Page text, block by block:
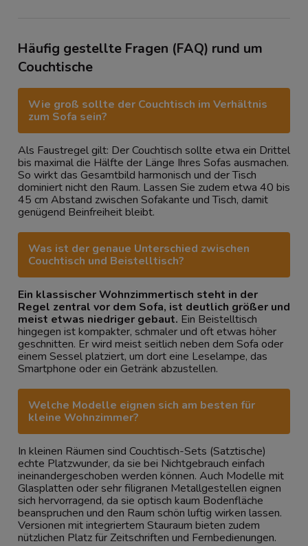
Häufig gestellte Fragen (FAQ) rund um
Couchtische
Wie groß sollte der Couchtisch im Verhältnis
zum Sofa sein?
Als Faustregel gilt: Der Couchtisch sollte etwa ein Drittel
bis maximal die Hälfte der Länge Ihres Sofas ausmachen.
So wirkt das Gesamtbild harmonisch und der Tisch
dominiert nicht den Raum. Lassen Sie zudem etwa 40 bis
45 cm Abstand zwischen Sofakante und Tisch, damit
genügend Beinfreiheit bleibt.
Was ist der genaue Unterschied zwischen
Couchtisch und Beistelltisch?
Ein klassischer Wohnzimmertisch steht in der
Regel zentral vor dem Sofa, ist deutlich größer und
meist etwas niedriger gebaut. Ein Beistelltisch
hingegen ist kompakter, schmaler und oft etwas höher
geschnitten. Er wird meist seitlich neben dem Sofa oder
einem Sessel platziert, um dort eine Leselampe, das
Smartphone oder ein Getränk abzustellen.
Welche Modelle eignen sich am besten für
kleine Wohnzimmer?
In kleinen Räumen sind Couchtisch-Sets (Satztische)
echte Platzwunder, da sie bei Nichtgebrauch einfach
ineinandergeschoben werden können. Auch Modelle mit
Glasplatten oder sehr filigranen Metallgestellen eignen
sich hervorragend, da sie optisch kaum Bodenfläche
beanspruchen und den Raum schön luftig wirken lassen.
Versionen mit integriertem Stauraum bieten zudem
nützlichen Platz für Zeitschriften und Fernbedienungen.